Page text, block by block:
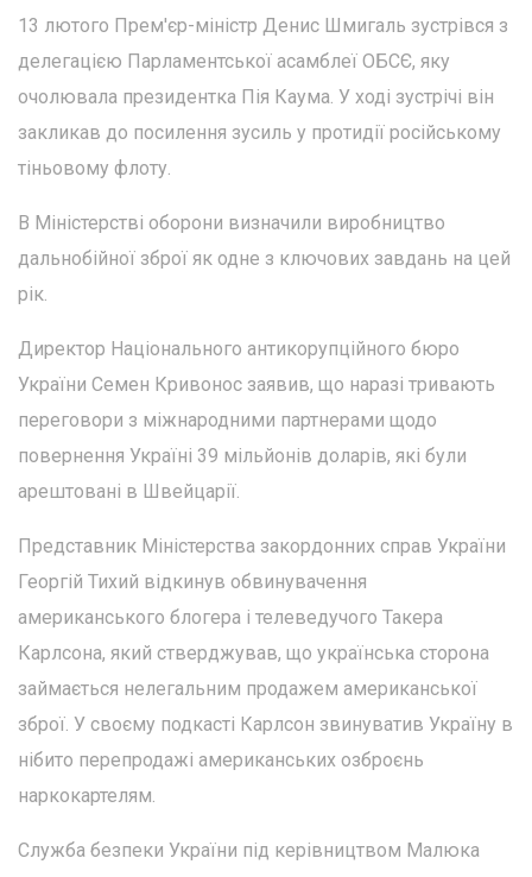
13 лютого Прем'єр-міністр Денис Шмигаль зустрівся з
делегацією Парламентської асамблеї ОБСЄ, яку
очолювала президентка Пія Каума. У ході зустрічі він
закликав до посилення зусиль у протидії російському
тіньовому флоту.
В Міністерстві оборони визначили виробництво
дальнобійної зброї як одне з ключових завдань на цей
рік.
Директор Національного антикорупційного бюро
України Семен Кривонос заявив, що наразі тривають
переговори з міжнародними партнерами щодо
повернення Україні 39 мільйонів доларів, які були
арештовані в Швейцарії.
Представник Міністерства закордонних справ України
Георгій Тихий відкинув обвинувачення
американського блогера і телеведучого Такера
Карлсона, який стверджував, що українська сторона
займається нелегальним продажем американської
зброї. У своєму подкасті Карлсон звинуватив Україну в
нібито перепродажі американських озброєнь
наркокартелям.
Служба безпеки України під керівництвом Малюка